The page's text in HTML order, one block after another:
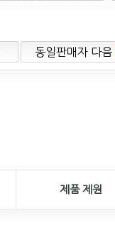
동일판매자 다음
제품 제원